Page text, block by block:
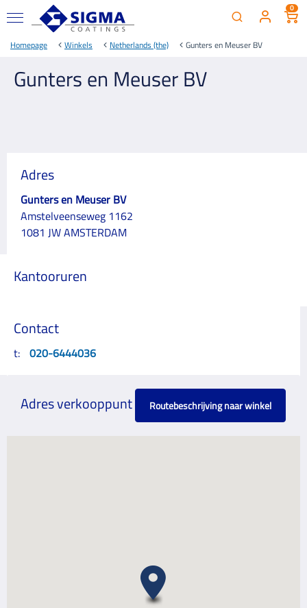
0
Homepage Winkels Netherlands (the) Gunters en Meuser BV
Gunters en Meuser BV
Adres
Gunters en Meuser BV
Amstelveenseweg 1162
1081 JW AMSTERDAM
Kantooruren
Contact
t: 020-6444036
Adres verkooppunt Routebeschrijving naar winkel